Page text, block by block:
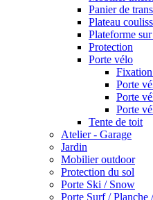
Panier de
Plateau
Plateforme
Protection
Porte vélo
Porte
Porte
Porte
Tente de toit
Atelier - Garage
Jardin
Mobilier outdoor
Protection du sol
Porte Ski / Snow
Porte Surf / Planche